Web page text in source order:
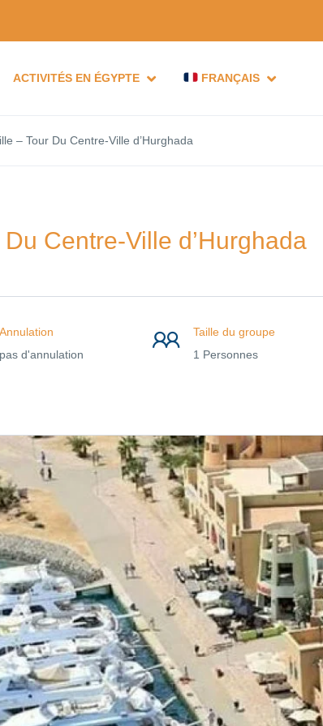
ACTIVITÉS EN ÉGYPTE FRANÇAIS
– Tour Du Centre-Ville d’Hurghada
Centre-Ville d’Hurghada
Annulation
pas d'annulation
Taille du groupe
1 Personnes